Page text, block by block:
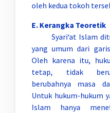
oleh kedua tokoh
E. Kerangka Teoretik
Syari‘at Islam
yang umum dari
Oleh karena itu,
tetap, tidak
berubahnya masa
Untuk hukum-hukum
Islam hanya